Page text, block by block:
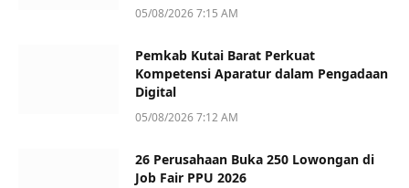
05/08/2026 7:15 AM
Pemkab Kutai Barat Perkuat
Kompetensi Aparatur dalam Pengadaan
Digital
05/08/2026 7:12 AM
26 Perusahaan Buka 250 Lowongan di
Job Fair PPU 2026